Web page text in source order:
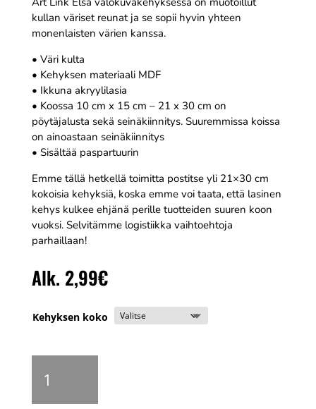
kullan väriset reunat ja se sopii hyvin yhteen
monenlaisten värien kanssa.
• Väri kulta
• Kehyksen materiaali MDF
• Ikkuna akryylilasia
• Koossa 10 cm x 15 cm – 21 x 30 cm on
pöytäjalusta sekä seinäkiinnitys. Suuremmissa koissa
on ainoastaan seinäkiinnitys
• Sisältää paspartuurin
Emme tällä hetkellä toimitta postitse yli 21×30 cm
kokoisia kehyksiä, koska emme voi taata, että lasinen
kehys kulkee ehjänä perille tuotteiden suuren koon
vuoksi. Selvitämme logistiikka vaihtoehtoja
parhaillaan!
Alk. 2,99€
Kehyksen koko
Link